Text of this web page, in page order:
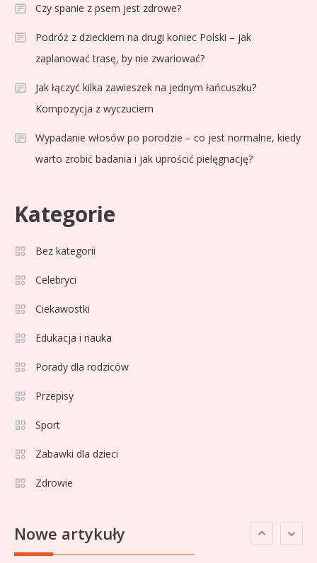
Czy spanie z psem jest zdrowe?
Podróż z dzieckiem na drugi koniec Polski – jak
zaplanować trasę, by nie zwariować?
Jak łączyć kilka zawieszek na jednym łańcuszku?
Kompozycja z wyczuciem
Wypadanie włosów po porodzie – co jest normalne, kiedy
warto zrobić badania i jak uprościć pielęgnację?
Kategorie
Bez kategorii
Celebryci
Ciekawostki
Edukacja i nauka
Porady dla rodziców
Przepisy
Sport
Zabawki dla dzieci
Zdrowie
Nowe artykuły
Adam Zdrójkowski wiek:
Adamek wiek: ile lat ma legenda
6
aktorce i jej karierze